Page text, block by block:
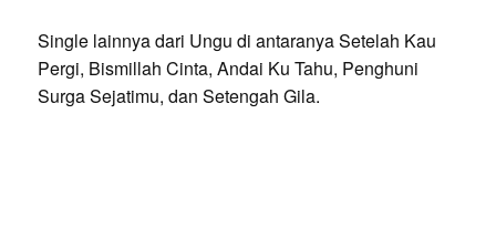
Single lainnya dari Ungu di antaranya Setelah Kau
Pergi, Bismillah Cinta, Andai Ku Tahu, Penghuni
Surga Sejatimu, dan Setengah Gila.